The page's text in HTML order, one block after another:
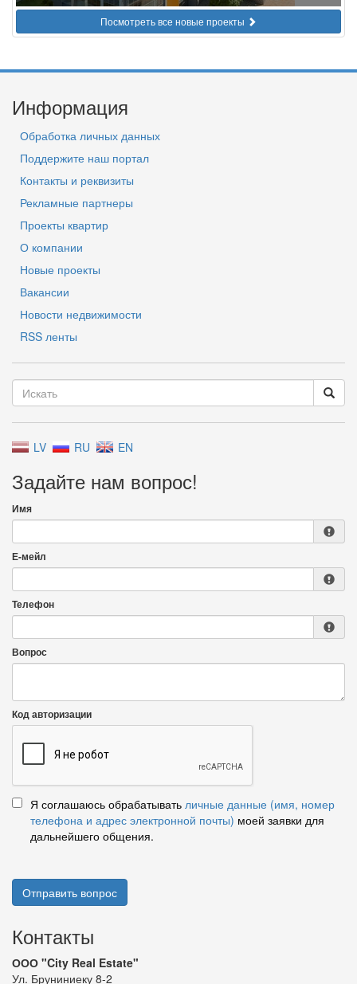
Посмотреть все новые проекты
Информация
Обработка личных данных
Поддержите наш портал
Контакты и реквизиты
Рекламные партнеры
Проекты квартир
О компании
Новые проекты
Вакансии
Новости недвижимости
RSS ленты
LV RU EN
Задайте нам вопрос!
Имя
Е-мейл
Телефон
Вопрос
Код авторизации
Я соглашаюсь обрабатывать личные данные (имя, номер
телефона и адрес электронной почты) моей заявки для
дальнейшего общения.
Отправить вопрос
Контакты
ООО "City Real Estate"
Ул. Бруниниеку 8-2